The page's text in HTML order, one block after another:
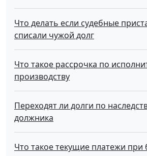
Что делать если судебные
списали чужой долг
Что такое рассрочка по
производству
Переходят ли долги по
должника
Что такое текущие платежи при